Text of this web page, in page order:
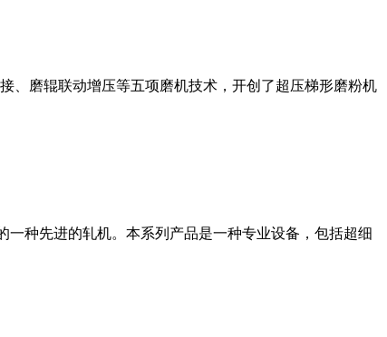
、磨辊联动增压等五项磨机技术，开创了超压梯形磨粉机
种先进的轧机。本系列产品是一种专业设备，包括超细